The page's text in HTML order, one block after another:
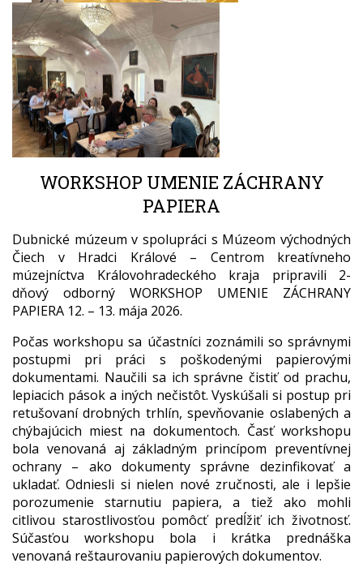
WORKSHOP UMENIE ZÁCHRANY
PAPIERA
Dubnické múzeum v spolupráci s Múzeom východných
Čiech v Hradci Králové – Centrom kreatívneho
múzejníctva Královohradeckého kraja pripravili 2-
dňový odborný WORKSHOP UMENIE ZÁCHRANY
PAPIERA 12. – 13. mája 2026.
Počas workshopu sa účastníci zoznámili so správnymi
postupmi pri práci s poškodenými papierovými
dokumentami. Naučili sa ich správne čistiť od prachu,
lepiacich pások a iných nečistôt. Vyskúšali si postup pri
retušovaní drobných trhlín, spevňovanie oslabených a
chýbajúcich miest na dokumentoch. Časť workshopu
bola venovaná aj základným princípom preventívnej
ochrany – ako dokumenty správne dezinfikovať a
ukladať. Odniesli si nielen nové zručnosti, ale i lepšie
porozumenie starnutiu papiera, a tiež ako mohli
citlivou starostlivosťou pomôcť predĺžiť ich životnosť.
Súčasťou workshopu bola i krátka prednáška
venovaná reštaurovaniu papierových dokumentov.